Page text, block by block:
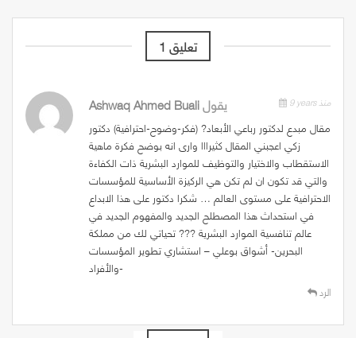
تعليق 1
Ashwaq Ahmed Bualiيقول 9 years منذ
مقال مبدع لدكتور رباعي الأبعاد? (فكر-وضوح-احترافية) دكتور
زكي اعجبني المقال كثيرااا وارى انه بوضح فكرة ماهية
الاستقطاب والاختيار والتوظيف للموارد البشرية ذات الكفاءة
والتي قد تكون ان لم تكن هي الركيزة الأساسية للمؤسسات
الاحترافية على مستوى العالم … شكرا دكتور على هذا الابداع
في استحداث هذا المصطلح الجديد والمفهوم الجديد في
عالم تنافسية الموارد البشرية ??? تحياتي لك من مملكة
البحرين- أشواق بوعلي – استشاري تطوير المؤسسات
والأفراد-
الرد